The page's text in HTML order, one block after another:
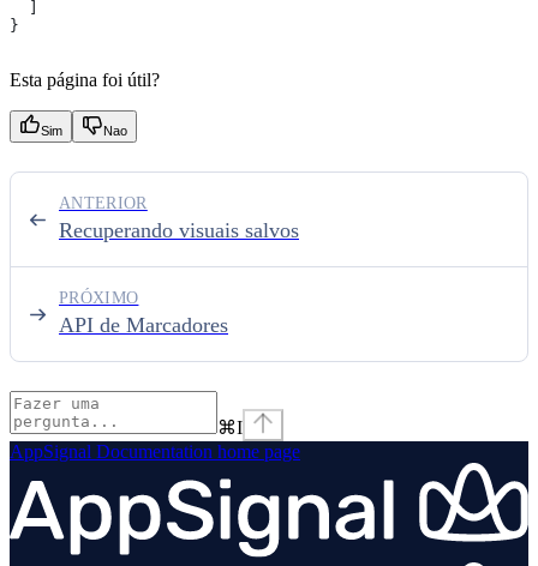
}
Esta página foi útil?
Sim Nao
Recuperando visuais salvos
ANTERIOR
API de Marcadores
PRÓXIMO
⌘I
AppSignal Documentation home page